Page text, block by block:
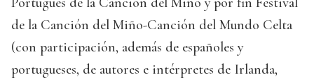
de la Canción del Miño-Canción del Mundo Celta
(con participación, además de españoles y
portugueses, de autores e intérpretes de Irlanda,